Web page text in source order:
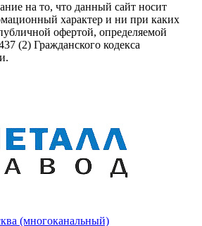
на то, что данный сайт носит
характер и ни при каких
офертой, определяемой
(2) Гражданского кодекса
(многоканальный)